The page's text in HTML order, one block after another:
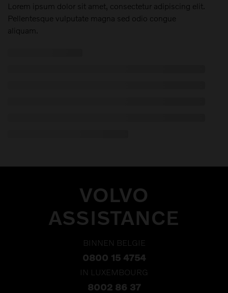
Lorem ipsum dolor sit amet, consectetur adipiscing elit.
Pellentesque vulputate magna sed odio congue
aliquam.
VOLVO
ASSISTANCE
BINNEN BELGIE
0800 15 4754
IN LUXEMBOURG
8002 86 37